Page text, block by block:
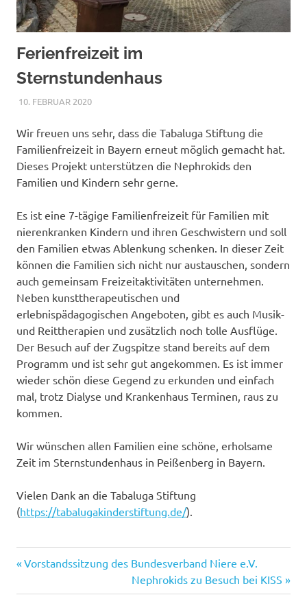
Ferienfreizeit im
Sternstundenhaus
10. FEBRUAR 2020NICOLE.BETH
ALLGEMEIN
Wir freuen uns sehr, dass die Tabaluga Stiftung die
Familienfreizeit in Bayern erneut möglich gemacht hat.
Dieses Projekt unterstützen die Nephrokids den
Familien und Kindern sehr gerne.
Es ist eine 7-tägige Familienfreizeit für Familien mit
nierenkranken Kindern und ihren Geschwistern und soll
den Familien etwas Ablenkung schenken. In dieser Zeit
können die Familien sich nicht nur austauschen, sondern
auch gemeinsam Freizeitaktivitäten unternehmen.
Neben kunsttherapeutischen und
erlebnispädagogischen Angeboten, gibt es auch Musik-
und Reittherapien und zusätzlich noch tolle Ausflüge.
Der Besuch auf der Zugspitze stand bereits auf dem
Programm und ist sehr gut angekommen. Es ist immer
wieder schön diese Gegend zu erkunden und einfach
mal, trotz Dialyse und Krankenhaus Terminen, raus zu
kommen.
Wir wünschen allen Familien eine schöne, erholsame
Zeit im Sternstundenhaus in Peißenberg in Bayern.
Vielen Dank an die Tabaluga Stiftung
(https://tabalugakinderstiftung.de/).
Beitragsnavigation
Vorheriger
Vorstandssitzung des Bundesverband Niere e.V.
Nächster
Nephrokids zu Besuch bei KISS